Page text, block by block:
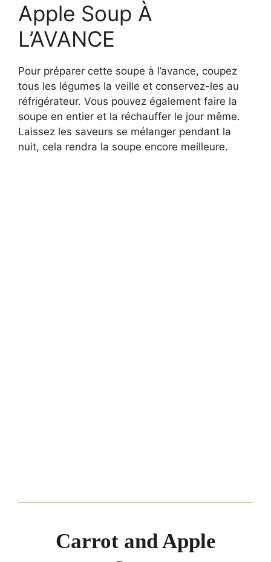
Apple Soup À
L’AVANCE
Pour préparer cette soupe à l’avance, coupez
tous les légumes la veille et conservez-les au
réfrigérateur. Vous pouvez également faire la
soupe en entier et la réchauffer le jour même.
Laissez les saveurs se mélanger pendant la
nuit, cela rendra la soupe encore meilleure.
Carrot and Apple